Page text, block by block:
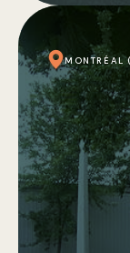
MONTRÉAL